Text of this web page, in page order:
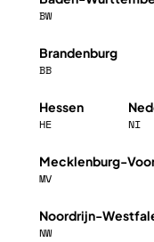
BW
Brandenburg
BB
Hessen
HE NI
Mecklenburg-
MV
Noordrijn-
NW